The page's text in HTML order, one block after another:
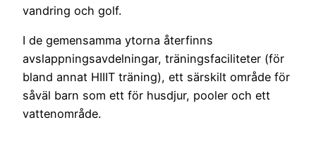
vandring och golf.
I de gemensamma ytorna återfinns
avslappningsavdelningar, träningsfaciliteter (för
bland annat HIIIT träning), ett särskilt område för
såväl barn som ett för husdjur, pooler och ett
vattenområde.